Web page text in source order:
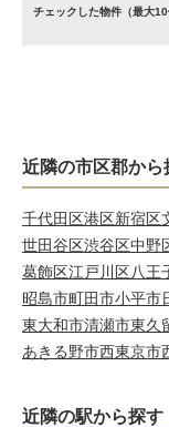
チェックした物件（最大
近隣の市区郡から
千代田区港区新宿区
世田谷区渋谷区中野
葛飾区江戸川区八王
昭島市町田市小平市
東大和市清瀬市東久
あきる野市西東京市
近隣の駅から探す